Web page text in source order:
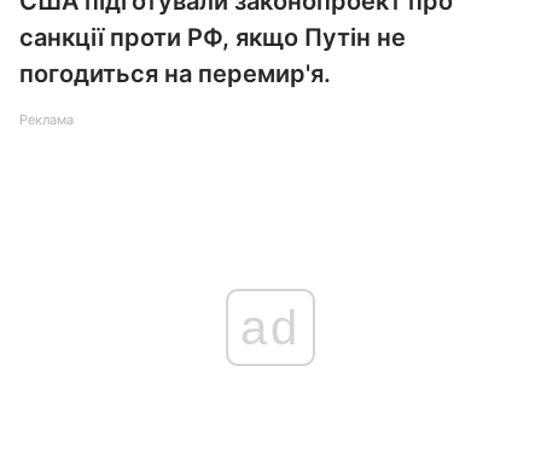
санкції проти РФ, якщо Путін не
погодиться на перемир'я.
Реклама
ad